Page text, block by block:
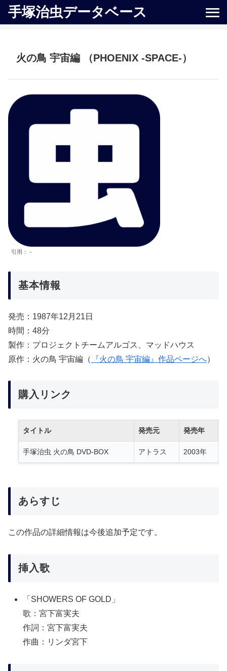
手塚治虫データベース
火の鳥 宇宙編 （PHOENIX -SPACE-）
引用：－
基本情報
発売：1987年12月21日
時間：48分
製作：プロジェクトチームアルゴス、マッドハウス
原作：火の鳥 宇宙編（
『火の鳥 宇宙編』作品ページへ）
購入リンク
タイトル 発売元 発売年
手塚治虫 火の鳥 DVD-BOX アトラス 2003年
あらすじ
この作品の詳細情報は今後追加予定です。
挿入歌
「SHOWERS OF GOLD」
歌：宮下富実夫
作詞：宮下富実夫
作曲：リンダ宮下